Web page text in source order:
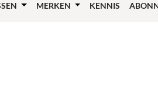
MERKEN KENNIS